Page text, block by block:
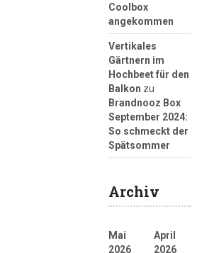
Coolbox
angekommen
Vertikales
Gärtnern im
Hochbeet für den
Balkon zu
Brandnooz Box
September 2024:
So schmeckt der
Spätsommer
Archiv
Mai
2026
April
2026